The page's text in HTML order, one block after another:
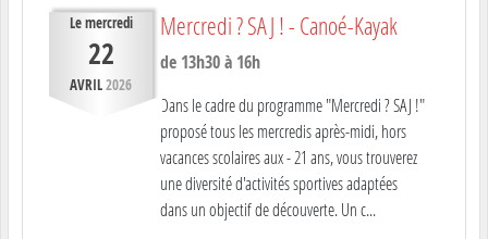
Lemercredi
22
AVRIL2026
Mercredi ? SAJ ! - Canoé-Kayak
de 13h30 à 16h
Dans le cadre du programme "Mercredi ? SAJ !"
proposé tous les mercredis après-midi, hors
vacances scolaires aux - 21 ans, vous trouverez
une diversité d'activités sportives adaptées
dans un objectif de découverte. Un c...